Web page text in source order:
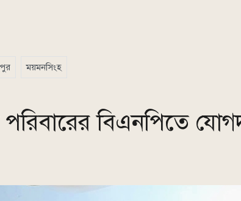
ময়মনসিংহ
বিএনপিতে